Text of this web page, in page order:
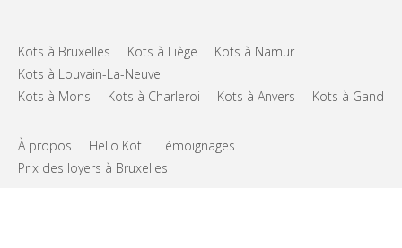
Kots à Bruxelles Kots à Liège
Kots à Namur
Kots à Louvain-La-Neuve
Kots à Mons
Kots à Charleroi Kots à Anvers Kots à Gand
À propos Hello Kot
Témoignages
Prix des loyers à Bruxelles